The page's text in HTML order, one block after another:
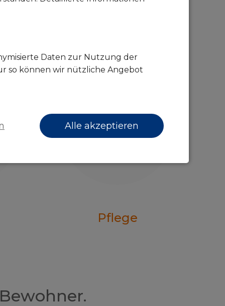
Punkte rechnen:
Pflege
Daten zur Nutzung der
so können wir nützliche Angebot
Alle akzeptieren